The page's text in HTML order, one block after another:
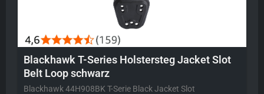
Blackhawk T-Series Holstersteg Jacket Slot
Belt Loop schwarz
Blackhawk 44H908BK T-Serie Black Jacket Slot